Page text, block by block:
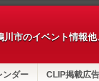
市のイベント情報
ンダー CLIP掲載広告